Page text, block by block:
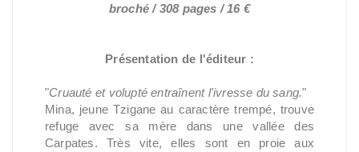
broché / 308 pages / 16 €
Présentation de l'éditeur :
"Cruauté et volupté entraînent l'ivresse du sang."
Mina, jeune Tzigane au caractère trempé, trouve
refuge avec sa mère dans une vallée des
Carpates. Très vite, elles sont en proie aux